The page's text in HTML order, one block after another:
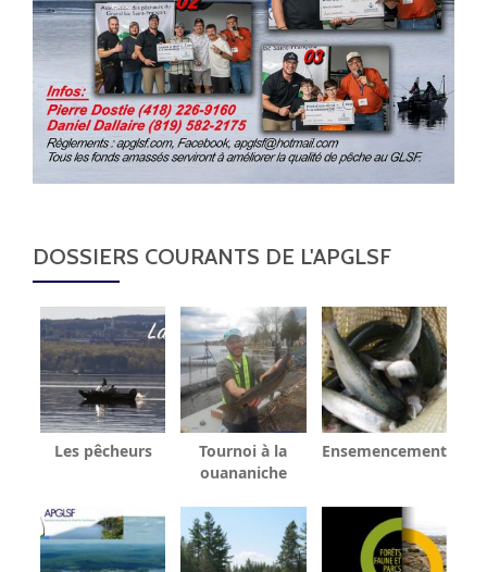
DOSSIERS COURANTS DE L'APGLSF
Les pêcheurs
Tournoi à la
ouananiche
Ensemencement